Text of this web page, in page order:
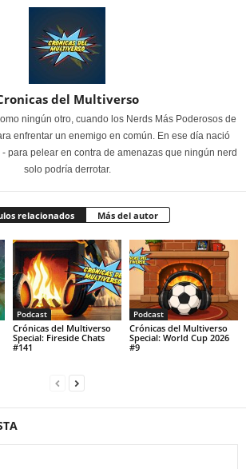
del Multiverso
ningún otro, cuando los Nerds Más Poderosos de
enfrentar un enemigo en común. En ese día nació
para pelear en contra de amenazas que ningún nerd
solo podría derrotar.
relacionados Más del autor
Podcast
Crónicas del Multiverso
Special: Fireside Chats
#141
Podcast
Crónicas del Multiverso
Special: World Cup 2026
#9